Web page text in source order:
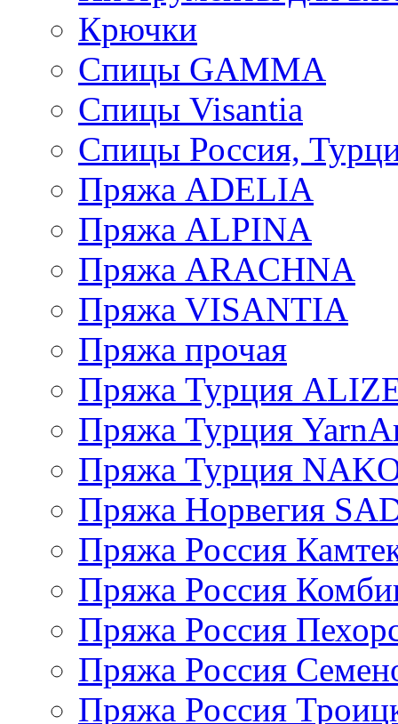
Крючки
Спицы GAMMA
Спицы Visantia
Спицы Россия,
Пряжа ADELIA
Пряжа ALPINA
Пряжа ARACHNA
Пряжа VISANTIA
Пряжа прочая
Пряжа Турция
Пряжа Турция
Пряжа Турция
Пряжа Норвегия
Пряжа Россия
Пряжа Россия
Пряжа Россия
Пряжа Россия
Пряжа Россия